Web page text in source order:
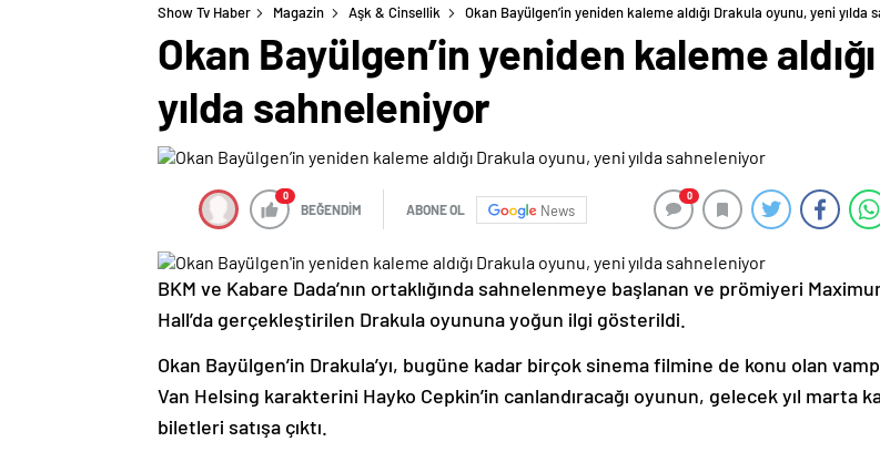
Show Tv Haber Magazin Aşk & Cinsellik Okan Bayülgen’in yeniden kaleme aldığı Drakula oyunu, yeni yılda
Okan Bayülgen’in yeniden kaleme
yılda sahneleniyor
0
BEĞENDİM ABONE OL News
0
BKM ve Kabare Dada’nın ortaklığında sahnelenmeye başlanan ve prömiyeri
Hall’da gerçekleştirilen Drakula oyununa yoğun ilgi gösterildi.
Okan Bayülgen’in Drakula’yı, bugüne kadar birçok sinema filmine de konu olan
Van Helsing karakterini Hayko Cepkin’in canlandıracağı oyunun, gelecek yıl marta
biletleri satışa çıktı.